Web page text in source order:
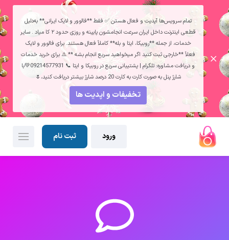
تمام سرویس‌ها آپدیت و فعال هستن ✅ فقط **فالوور و لایک ایرانی** به‌دلیل
قطعی اینترنت داخل ایران سرعت انجامشون پایینه و روزی حدود ۲ کا میاد . سایر
خدمات، از جمله **روبیکا، ایتا و بله** کاملاً فعال هستند. برای فالوور و لایک
فعلاً **خارجی ثبت کنید اگر میخواهید سریع انجام بشه ** ⚠️ برای خرید خدمات
و دریافت مشاوره: تلگرام | پشتیبانی سریع در روبیکا و ایتا 📞 09214577931💚با
شارژ پنل به صورت کارت به کارت 20 درصد شارژ بیشتر دریافت کنید،🌷
تخفیفات و اپدیت ها
ورود ثبت نام